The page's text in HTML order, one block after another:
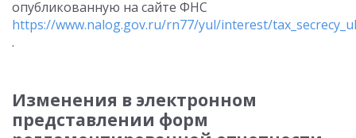
опубликованную на сайте ФНС
https://www.nalog.gov.ru/rn77/yul/interest/
.
Изменения в электронном
представлении форм